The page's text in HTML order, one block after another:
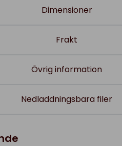
Dimensioner
Frakt
Övrig information
Nedladdningsbara filer